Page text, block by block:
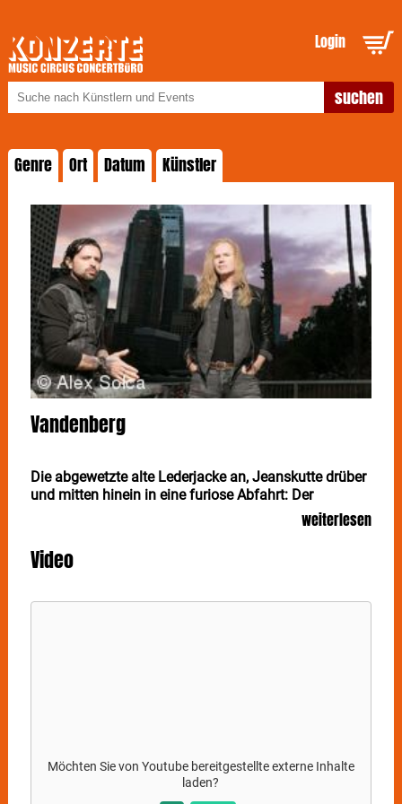
Login
Genre Ort Datum Künstler
Vandenberg
Die abgewetzte alte Lederjacke an, Jeanskutte drüber
und mitten hinein in eine furiose Abfahrt: Der
niederländische Gitarrist und Hardrock-Haudegen
Adrian VANDENBERG (Whitesnake, Manic Eden,
Vandenberg’s MoonKings) lässt bitten - und zwar am
1. November mit seiner reformierten Band nach
Frontmann sowie Randy van der Elsen (zuletzt bei der
NWoBHM-Band Tank) und Schlagzeuger Koen Herfst
(Studiomusiker unter anderem für Bobby Kimball,
weiterlesen
Video
Möchten Sie von Youtubebereitgestellte externe Inhalte
laden?